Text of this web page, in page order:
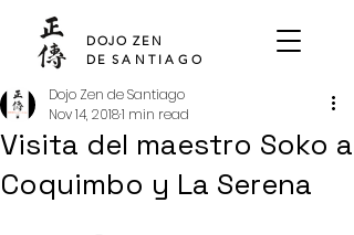
DOJO ZEN
DE SANTIAGO
Visita del maestro Soko a
Coquimbo y La Serena
Dojo Zen de Santiago
Nov 14, 20181 min read